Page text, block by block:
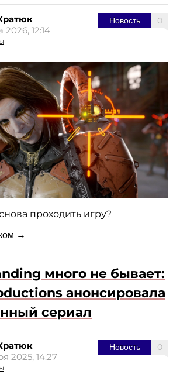
0
Новость
2026, 12:14
проходить игру?
→
много не бывает:
анонсировала
сериал
0
Новость
2025, 14:27